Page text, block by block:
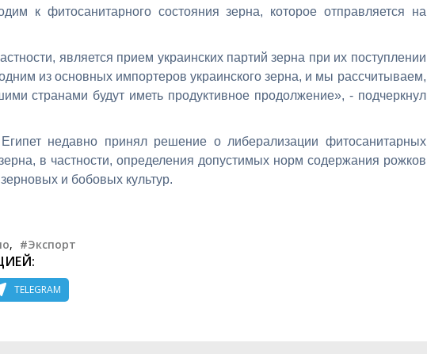
к фитосанитарного состояния зерна, которое отправляется на
является прием украинских партий зерна при их поступлении
из основных импортеров украинского зерна, и мы рассчитываем,
странами будут иметь продуктивное продолжение», - подчеркнул
недавно принял решение о либерализации фитосанитарных
в частности, определения допустимых норм содержания рожков
и бобовых культур.
, #Экспорт
TELEGRAM